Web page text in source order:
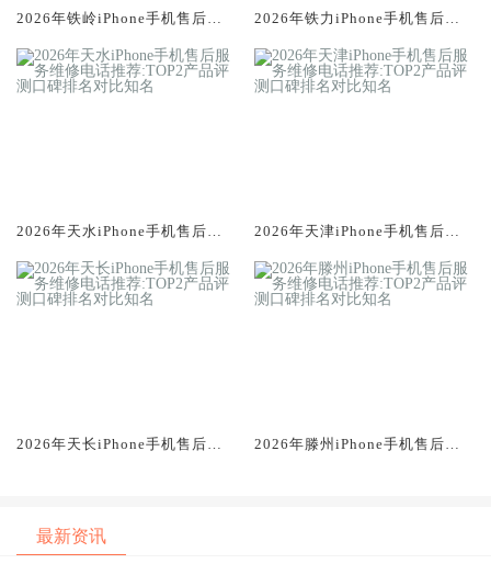
2026年铁岭iPhone手机售后服
口碑排名对比知名
2026年铁力iPhone手机售后服
口碑排名对比知名
2026年天水iPhone手机售后服
口碑排名对比知名
2026年天津iPhone手机售后服
口碑排名对比知名
2026年天长iPhone手机售后服
2026年滕州iPhone手机售后服
最新资讯